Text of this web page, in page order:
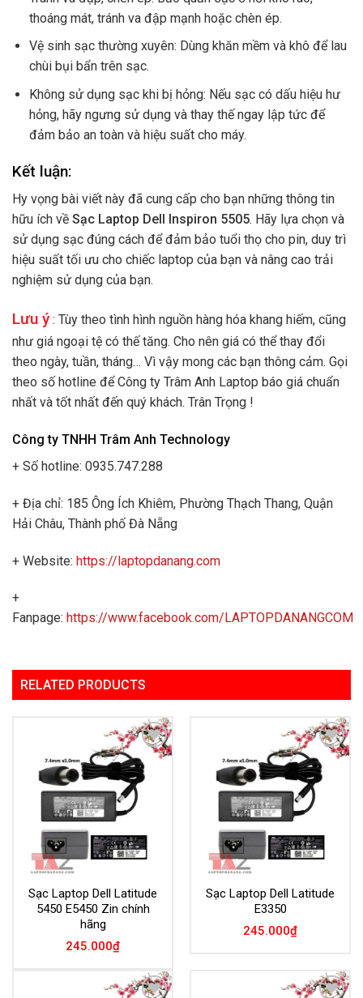
thoáng mát, tránh va đập mạnh hoặc chèn ép.
Vệ sinh sạc thường xuyên: Dùng khăn mềm và khô để lau
chùi bụi bẩn trên sạc.
Không sử dụng sạc khi bị hỏng: Nếu sạc có dấu hiệu hư
hỏng, hãy ngưng sử dụng và thay thế ngay lập tức để
đảm bảo an toàn và hiệu suất cho máy.
Kết luận:
Hy vọng bài viết này đã cung cấp cho bạn những thông tin
hữu ích về Sạc Laptop Dell Inspiron 5505. Hãy lựa chọn và
sử dụng sạc đúng cách để đảm bảo tuổi thọ cho pin, duy trì
hiệu suất tối ưu cho chiếc laptop của bạn và nâng cao trải
nghiệm sử dụng của bạn.
Lưu ý: Tùy theo tình hình nguồn hàng hóa khang hiếm, cũng
như giá ngoại tệ có thế tăng. Cho nên giá có thể thay đổi
theo ngày, tuần, tháng… Vì vậy mong các bạn thông cảm. Gọi
theo số hotline để Công ty Trâm Anh Laptop báo giá chuẩn
nhất và tốt nhất đến quý khách. Trân Trọng !
Công ty TNHH Trâm Anh Technology
+ Số hotline: 0935.747.288
+ Địa chỉ: 185 Ông Ích Khiêm, Phường Thạch Thang, Quận
Hải Châu, Thành phố Đà Nẵng
+ Website: https://laptopdanang.com
+
Fanpage: https://www.facebook.com/LAPTOPDANANGCOM
RELATED PRODUCTS
Add to
Wishlist
Sạc Laptop Dell Latitude
5450 E5450 Zin chính
hãng
245.000₫
Add to
Wishlist
Sạc Laptop Dell Latitude
E3350
245.000₫